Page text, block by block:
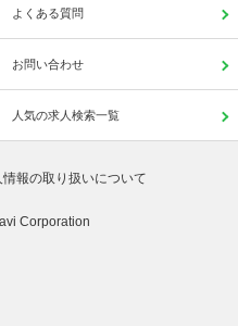
よくある質問
お問い合わせ
人気の求人検索一覧
情報の取り扱いについて
Corporation